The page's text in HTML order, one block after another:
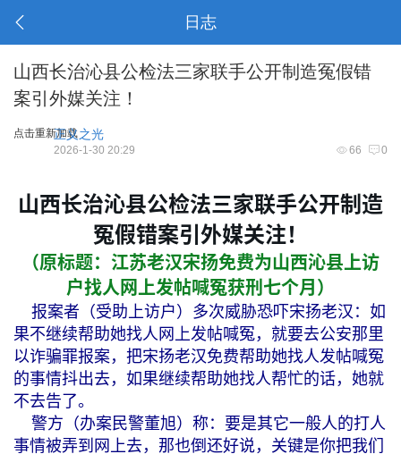
日志
山西长治沁县公检法三家联手公开制造冤假错
案引外媒关注！
点击重新加载正义之光
66 0
2026-1-30 20:29
山西长治沁县公检法三家联手公开制造
冤假错案引外媒关注！
（原标题：江苏老汉宋扬免费为山西沁县上访
户找人网上发帖喊冤获刑七个月）
报案者（受助上访户）多次威胁恐吓宋扬老汉：如
果不继续帮助她找人网上发帖喊冤，就要去公安那里
以诈骗罪报案，把宋扬老汉免费帮助她找人发帖喊冤
的事情抖出去，如果继续帮助她找人帮忙的话，她就
不去告了。
警方（办案民警董旭）称：要是其它一般人的打人
事情被弄到网上去，那也倒还好说，关键是你把我们